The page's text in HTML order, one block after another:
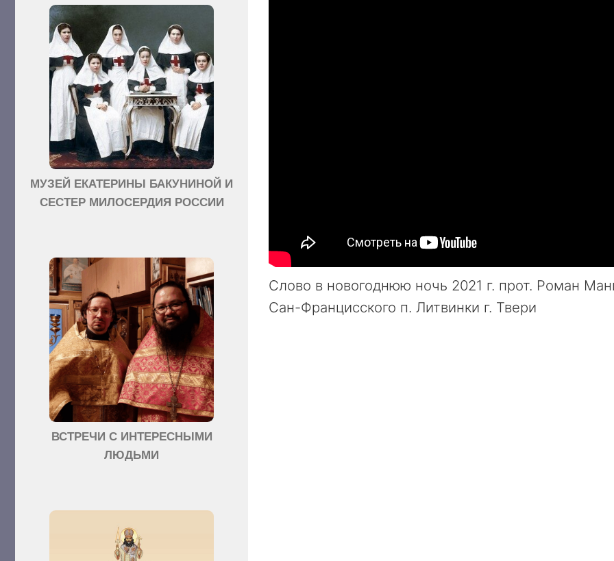
Слово в новогоднюю ночь 2021 г. прот. Роман
Сан-Францисского п. Литвинки г. Твери
МУЗЕЙ ЕКАТЕРИНЫ БАКУНИНОЙ И
СЕСТЕР МИЛОСЕРДИЯ РОССИИ
ВСТРЕЧИ С ИНТЕРЕСНЫМИ
ЛЮДЬМИ